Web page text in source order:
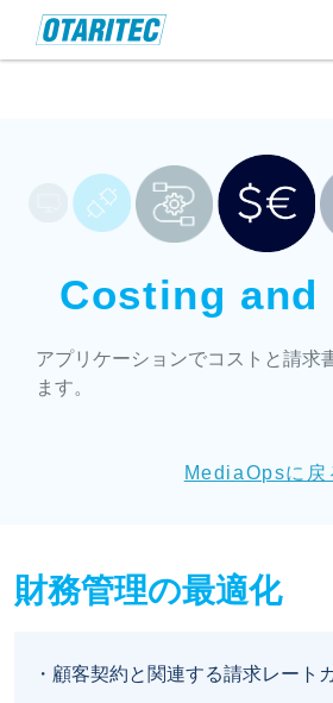
Costing
アプリケーションでコストと請求
ます。
MediaOpsに戻
財務管理の最適化
顧客契約と関連する請求レート